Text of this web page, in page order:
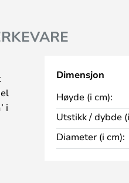
i
Dimensjon
Høyde (i cm):
Utstikk / dybde
Diameter (i cm):